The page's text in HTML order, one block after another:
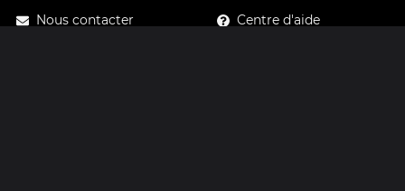
Nous contacter
Centre d'aide